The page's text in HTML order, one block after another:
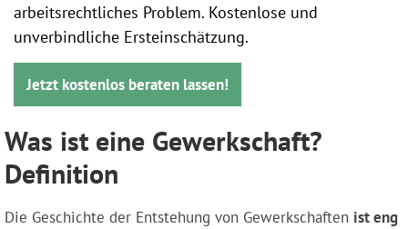
arbeitsrechtliches Problem. Kostenlose und
unverbindliche Ersteinschätzung.
Jetzt kostenlos beraten lassen!
Was ist eine Gewerkschaft?
Definition
Die Geschichte der Entstehung von Gewerkschaften ist eng